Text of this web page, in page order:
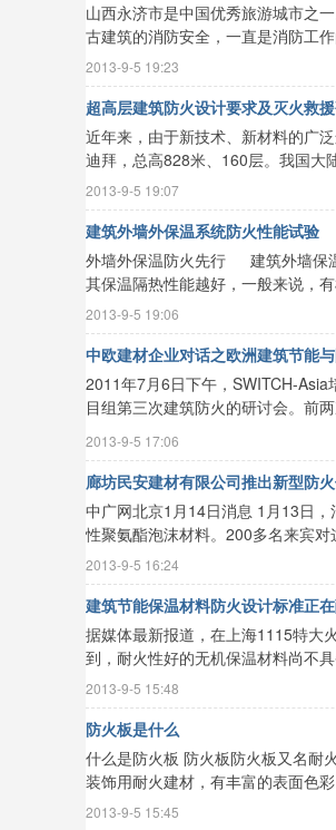
时
空
山西永济市是中国优秀旅游城市之
古建筑的消防安全，一直是消防工
2013-9-5 19:23
超高层建筑防火设计要求及灭火救
近年来，由于新技术、新材料的广
迪拜，总高828米、160层。我国大
2013-9-5 19:07
建筑外墙外保温系统防火性能试验
外墙外保温防火先行 建筑外墙保
其保温隔热性能越好，一般来说，
2013-9-5 19:06
中欧建材企业对话之欧洲建筑节能
2011年7月6日下午，SWITCH-
目组第三次建筑防火的研讨会。前
2013-9-5 17:06
廊坊民安建材有限公司推出新型防
中广网北京1月14日消息 1月13日
性聚氨酯泡沫材料。200多名来宾
2013-9-5 16:24
建筑节能保温材料防火设计标准正
据媒体最新报道，在上海1115特大
到，耐火性好的无机保温材料尚不
2013-9-5 15:48
防火板是什么
什么是防火板 防火板防火板又名耐
装饰用耐火建材，有丰富的表面色
2013-9-5 15:45